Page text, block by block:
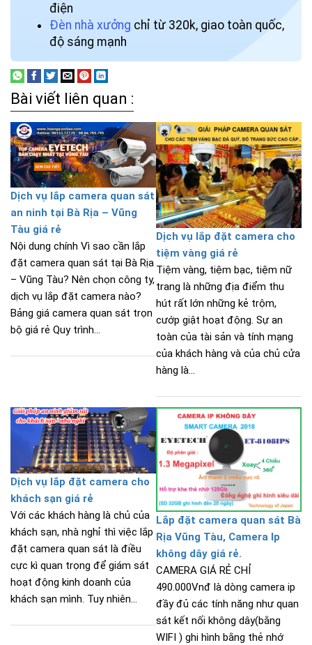
điện
Đèn nhà xưởng chỉ từ 320k, giao toàn quốc,
độ sáng mạnh
Bài viết liên quan :
Dịch vụ lắp camera quan sát
an ninh tại Bà Rịa – Vũng
Tàu giá rẻ
Nội dung chính Vì sao cần lắp
đặt camera quan sát tại Bà Rịa
– Vũng Tàu? Nên chọn công ty,
dịch vụ lắp đặt camera nào?
Bảng giá camera quan sát trọn
bộ giá rẻ Quy trình...
Dịch vụ lắp đặt camera cho
tiệm vàng giá rẻ
Tiệm vàng, tiệm bạc, tiệm nữ
trang là những địa điểm thu
hút rất lớn những kẻ trộm,
cướp giật hoạt động. Sự an
toàn của tài sản và tính mạng
của khách hàng và của chủ cửa
hàng là...
Dịch vụ lắp đặt camera cho
khách sạn giá rẻ
Với các khách hàng là chủ của
khách sạn, nhà nghỉ thì việc lắp
đặt camera quan sát là điều
cực kì quan trọng để giám sát
hoạt động kinh doanh của
khách sạn mình. Tuy nhiên...
Lắp đặt camera quan sát Bà
Rịa Vũng Tàu, Camera Ip
không dây giá rẻ.
CAMERA GIÁ RẺ CHỈ
490.000Vnđ là dòng camera ip
đầy đủ các tính năng như quan
sát kết nối không dây(bằng
WIFI ) ghi hình bằng thẻ nhớ